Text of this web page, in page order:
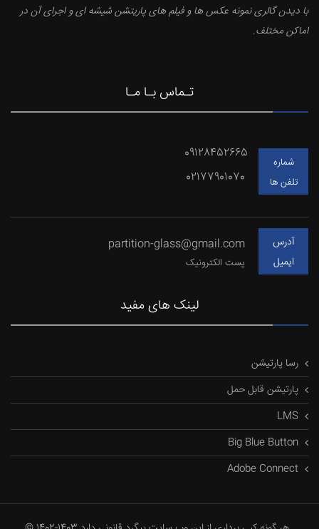
با دیدن گالری نمونه عکس ها و فیلم های پاریتشن شیشه ای و اجرای آن در
اماکن مختلف.
تـماس بـا مـا
شماره
تلفن ها
09128452665
آدرس
ایمیل
پست الکترونیک
لینک های مفید
رسا پارتیشن
پارتیشن قابل حمل
LMS
Big Blue Button
Adobe Connect